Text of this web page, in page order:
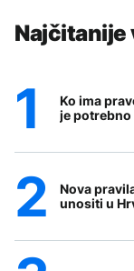
Najčitanije
Ko ima
je potrebno
Nova
unositi u